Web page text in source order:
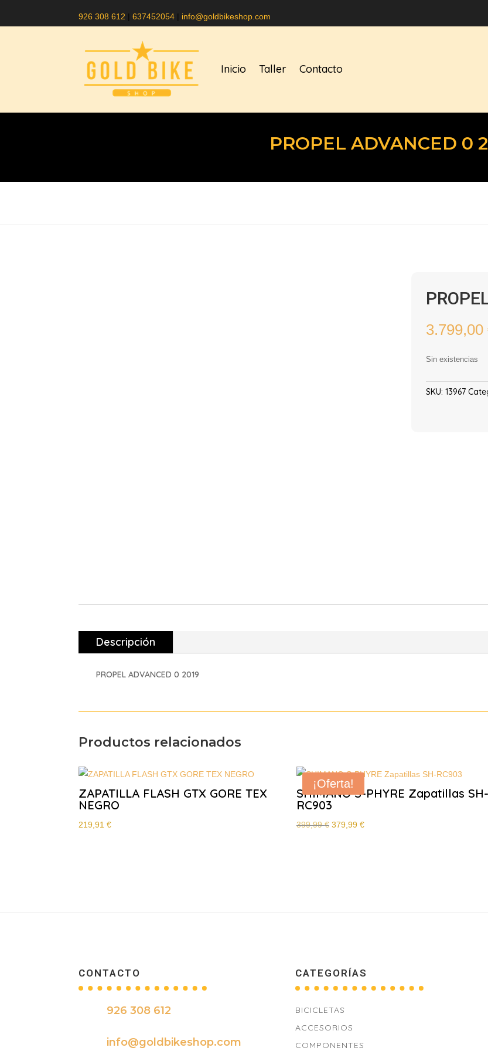
926 308 612 |637452054 | info@goldbikeshop.com
Inicio Taller Contacto
PROPEL ADVANCED 0
3.799,00
Sin existencias
SKU: 13967
Descripción
PROPEL ADVANCED 0 2019
Productos relacionados
ZAPATILLA FLASH GTX GORE TEX
NEGRO
219,91€
¡Oferta!
SHIMANO S-PHYRE Zapatillas SH-
RC903
399,99€ El
379,99 €El
CONTACTO
926 308 612
info@goldbikeshop.com
CATEGORÍAS
BICICLETAS
ACCESORIOS
COMPONENTES